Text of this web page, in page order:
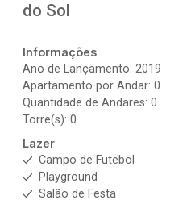
do Sol
Informações
Ano de Lançamento: 2019
Apartamento por Andar: 0
Quantidade de Andares: 0
Torre(s): 0
Lazer
Campo de Futebol
Playground
Salão de Festa